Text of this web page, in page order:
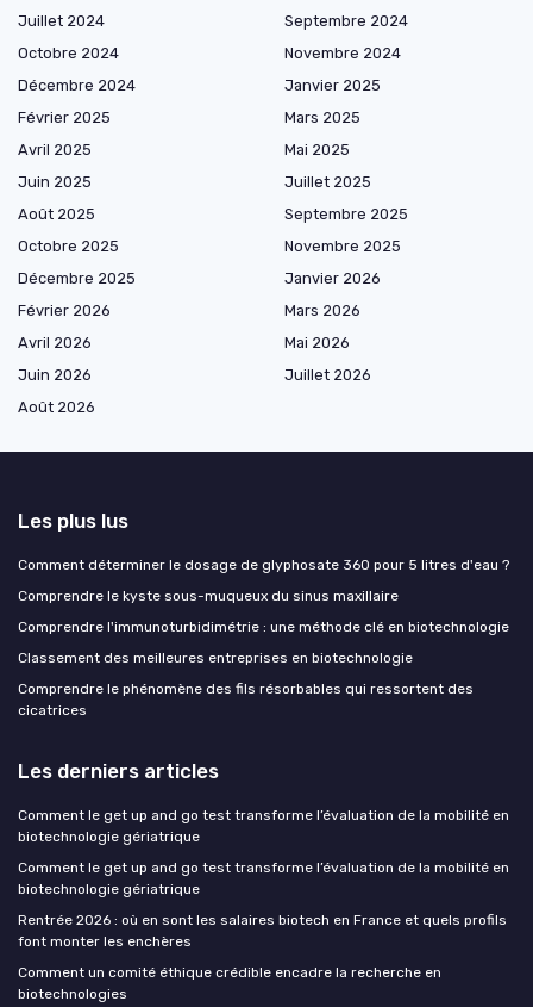
Juillet 2024
Septembre 2024
Octobre 2024
Novembre 2024
Décembre 2024
Janvier 2025
Février 2025
Mars 2025
Avril 2025
Mai 2025
Juin 2025
Juillet 2025
Août 2025
Septembre 2025
Octobre 2025
Novembre 2025
Décembre 2025
Janvier 2026
Février 2026
Mars 2026
Avril 2026
Mai 2026
Juin 2026
Juillet 2026
Août 2026
Les plus lus
Comment déterminer le dosage de glyphosate 360 pour 5 litres d'eau ?
Comprendre le kyste sous-muqueux du sinus maxillaire
Comprendre l'immunoturbidimétrie : une méthode clé en biotechnologie
Classement des meilleures entreprises en biotechnologie
Comprendre le phénomène des fils résorbables qui ressortent des
cicatrices
Les derniers articles
Comment le get up and go test transforme l’évaluation de la mobilité en
biotechnologie gériatrique
Comment le get up and go test transforme l’évaluation de la mobilité en
biotechnologie gériatrique
Rentrée 2026 : où en sont les salaires biotech en France et quels profils
font monter les enchères
Comment un comité éthique crédible encadre la recherche en
biotechnologies